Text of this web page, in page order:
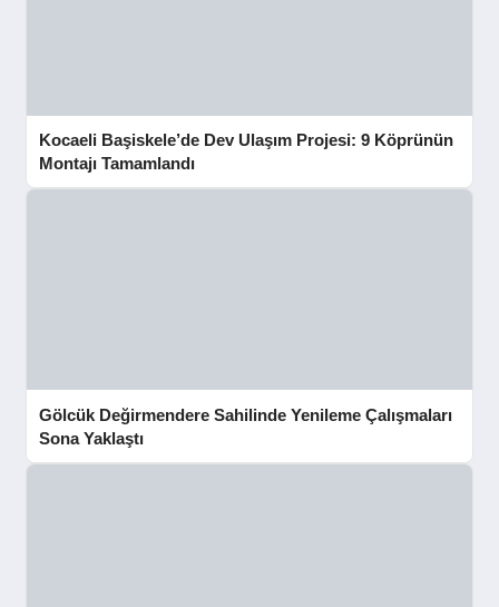
Kocaeli Başiskele’de Dev Ulaşım Projesi: 9 Köprünün
Montajı Tamamlandı
Gölcük Değirmendere Sahilinde Yenileme Çalışmaları
Sona Yaklaştı